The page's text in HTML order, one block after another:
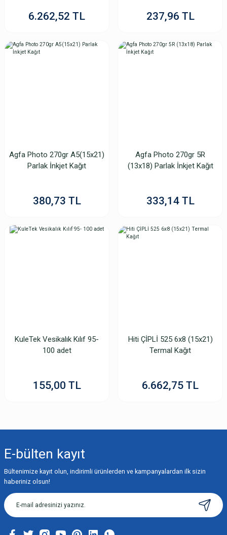
6.262,52 TL 237,96 TL
Agfa Photo 270gr A5(15x21)
Parlak İnkjet Kağıt
380,73 TL
Agfa Photo 270gr 5R
(13x18) Parlak İnkjet Kağıt
333,14 TL
KuleTek Vesikalık Kılıf 95-
100 adet
155,00 TL
Hiti ÇİPLİ 525 6x8 (15x21)
Termal Kağıt
6.662,75 TL
E-bülten kayıt
Bültenimize kayıt olun, indirimli ürünlerden ve kampanyalardan ilk sizin
haberiniz olsun!